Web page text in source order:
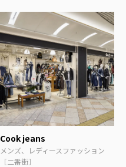
Cook jeans
メンズ、レディースファッション
［二番街］